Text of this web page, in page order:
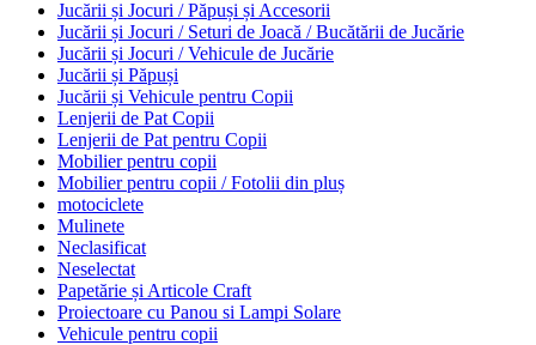
Jucării și Jocuri / Păpuși și Accesorii
Jucării și Jocuri / Seturi de Joacă / Bucătării de Jucărie
Jucării și Jocuri / Vehicule de Jucărie
Jucării și Păpuși
Jucării și Vehicule pentru Copii
Lenjerii de Pat Copii
Lenjerii de Pat pentru Copii
Mobilier pentru copii
Mobilier pentru copii / Fotolii din pluș
motociclete
Mulinete
Neclasificat
Neselectat
Papetărie și Articole Craft
Proiectoare cu Panou si Lampi Solare
Vehicule pentru copii